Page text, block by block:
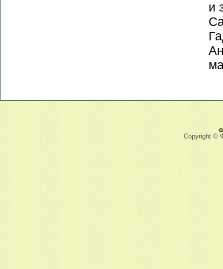
и
Copyright ©